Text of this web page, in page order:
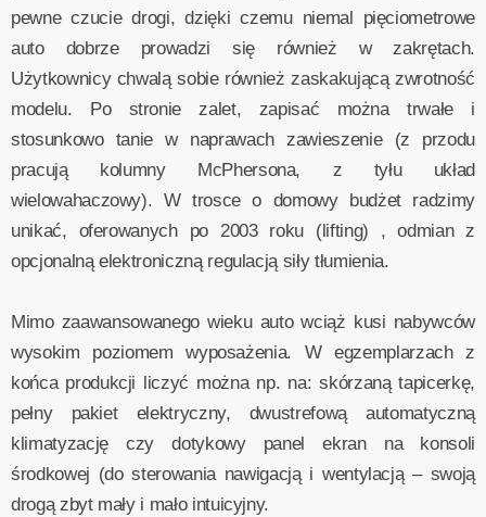
pewne czucie drogi, dzięki czemu niemal pięciometrowe
auto dobrze prowadzi się również w zakrętach.
Użytkownicy chwalą sobie również zaskakującą zwrotność
modelu. Po stronie zalet, zapisać można trwałe i
stosunkowo tanie w naprawach zawieszenie (z przodu
pracują kolumny McPhersona, z tyłu układ
wielowahaczowy). W trosce o domowy budżet radzimy
unikać, oferowanych po 2003 roku (lifting) , odmian z
opcjonalną elektroniczną regulacją siły tłumienia.
Mimo zaawansowanego wieku auto wciąż kusi nabywców
wysokim poziomem wyposażenia. W egzemplarzach z
końca produkcji liczyć można np. na: skórzaną tapicerkę,
pełny pakiet elektryczny, dwustrefową automatyczną
klimatyzację czy dotykowy panel ekran na konsoli
środkowej (do sterowania nawigacją i wentylacją – swoją
drogą zbyt mały i mało intuicyjny.